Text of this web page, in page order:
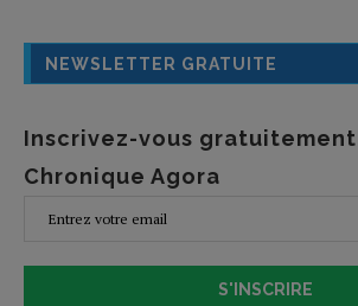
NEWSLETTER GRATUITE
Inscrivez-vous gratuitement
Chronique Agora
S'INSCRIRE